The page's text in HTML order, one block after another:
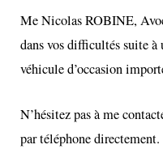
Me Nicolas ROBINE,
dans vos difficultés suite à
véhicule d’occasion
N’hésitez pas à me
par téléphone directement.